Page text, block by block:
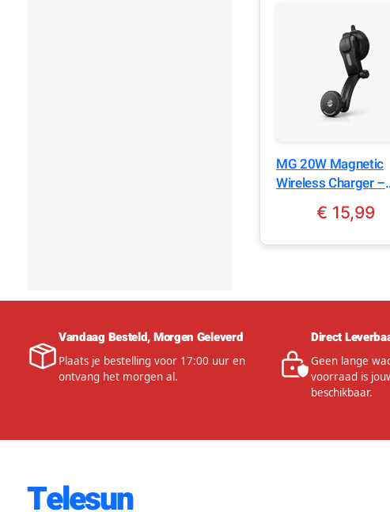
MG 20W Magnetic
Wireless Charger –
360° Draaibaar –
Dashboard &
Windshield Houder
€ 15,99
Vandaag Besteld, Morgen Geleverd
Plaats je bestelling voor 17:00 uur en
ontvang het morgen al.
Direct
Geen lange
voorraad is
beschikbaar.
Telesun